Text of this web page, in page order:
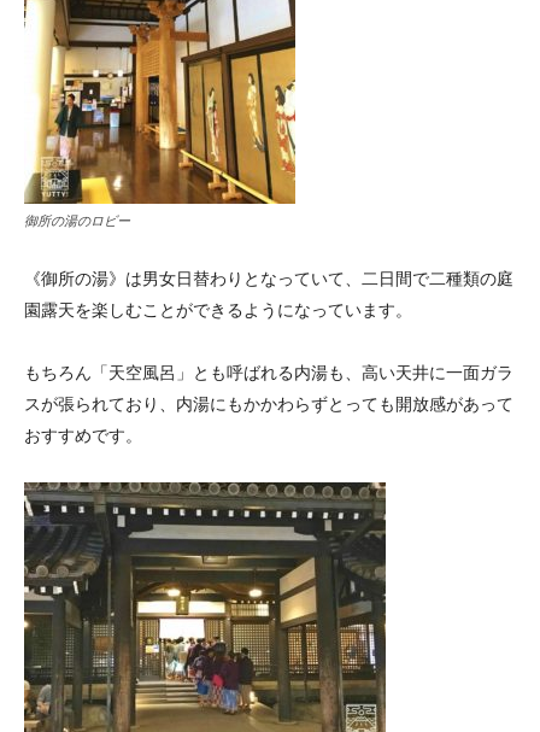
御所の湯のロビー
《御所の湯》は男女日替わりとなっていて、二日間で二種類の庭
園露天を楽しむことができるようになっています。
もちろん「天空風呂」とも呼ばれる内湯も、高い天井に一面ガラ
スが張られており、内湯にもかかわらずとっても開放感があって
おすすめです。